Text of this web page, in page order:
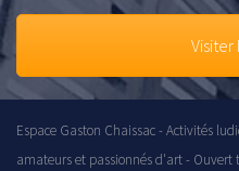
Visiter
Espace Gaston Chaissac - Activités
amateurs et passionnés d'art - Ouvert